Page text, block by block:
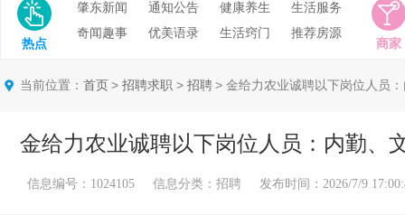
肇东新闻 通知公告 健康养生
生活服务
奇闻趣事
优美语录 生活窍门 推荐房源
热点 商家
当前位置： 首页 > 招聘求职 > 招聘 > 金给力农业诚聘以下岗位人员
金给力农业诚聘以下岗位人员：内勤、
信息编号：1024105 信息分类：招聘 发布时间：2026/7/9